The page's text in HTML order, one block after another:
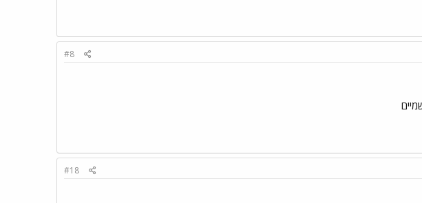
#8
#18